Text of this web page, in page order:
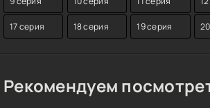
17 серия 18 серия 19 серия
Рекомендуем